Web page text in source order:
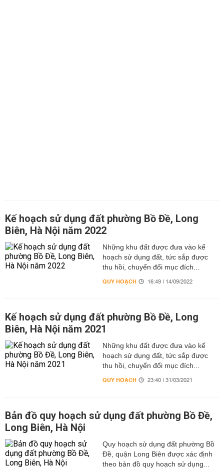
Kế hoạch sử dụng đất phường Bồ Đề, Long
Biên, Hà Nội năm 2022
Những khu đất được đưa vào kế
hoạch sử dụng đất, tức sắp được
thu hồi, chuyển đổi mục đích...
QUY HOẠCH 16:49 | 14/09/2022
Kế hoạch sử dụng đất phường Bồ Đề, Long
Biên, Hà Nội năm 2021
Những khu đất được đưa vào kế
hoạch sử dụng đất, tức sắp được
thu hồi, chuyển đổi mục đích...
QUY HOẠCH 23:40 | 31/03/2021
Bản đồ quy hoạch sử dụng đất phường Bồ Đề,
Long Biên, Hà Nội
Quy hoạch sử dụng đất phường Bồ
Đề, quận Long Biên được xác định
theo bản đồ quy hoạch sử dụng...